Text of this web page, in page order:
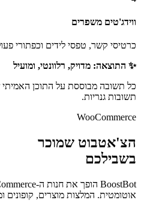
ווידג'טים משפרים
כרטיסי קשר, טפסי לידים וכפתורי
✨ התוצאה: מדויק, רלוונטי, ומועיל
כל תשובה מבוססת על התוכן
תשובות גנריות.
WooCommerce
הצ'אטבוט שמוכר
בשבילכם
אוטומטית. המלצות מוצרים,